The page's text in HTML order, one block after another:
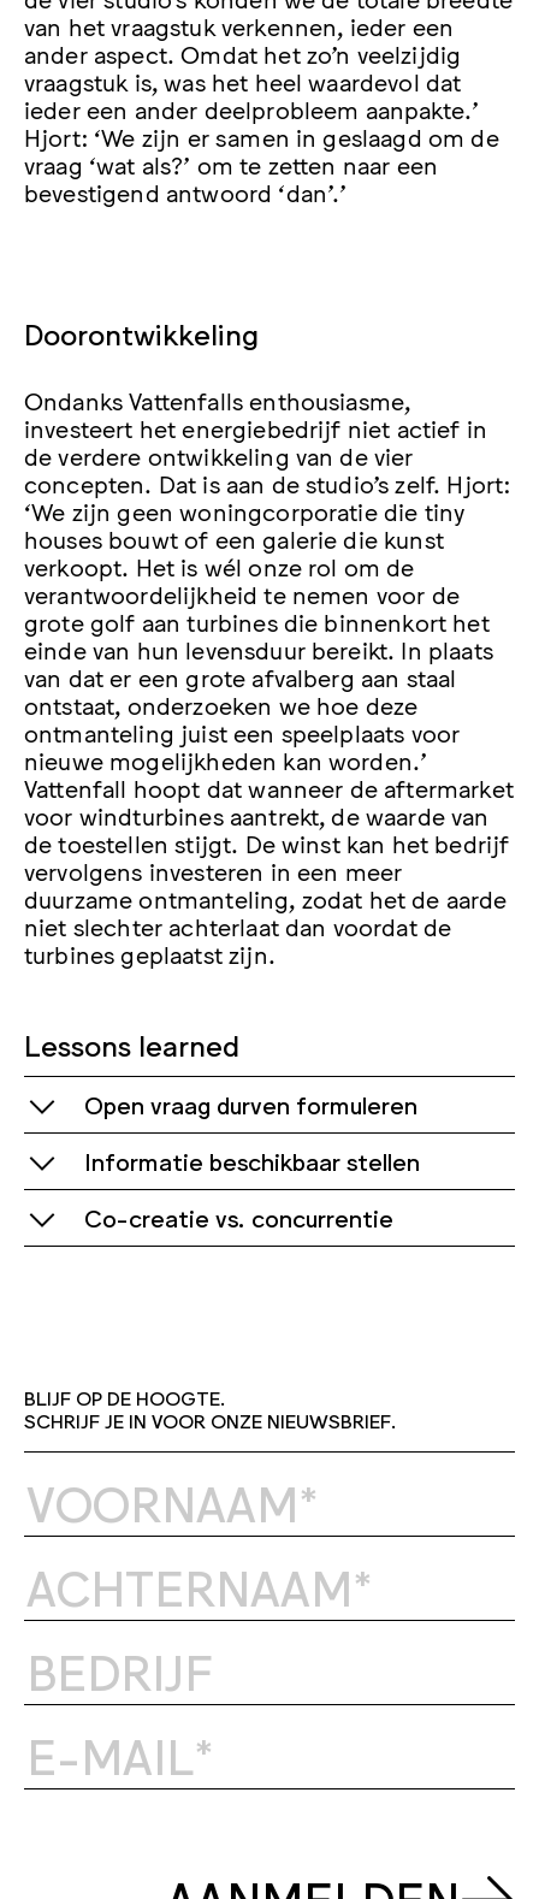
van het vraagstuk verkennen, ieder een
ander aspect. Omdat het zo’n veelzijdig
vraagstuk is, was het heel waardevol dat
ieder een ander deelprobleem aanpakte.’
Hjort: ‘We zijn er samen in geslaagd om de
vraag ‘wat als?’ om te zetten naar een
bevestigend antwoord ‘dan’.’
Doorontwikkeling
Ondanks Vattenfalls enthousiasme,
investeert het energiebedrijf niet actief in
de verdere ontwikkeling van de vier
concepten. Dat is aan de studio’s zelf. Hjort:
‘We zijn geen woningcorporatie die tiny
houses bouwt of een galerie die kunst
verkoopt. Het is wél onze rol om de
verantwoordelijkheid te nemen voor de
grote golf aan turbines die binnenkort het
einde van hun levensduur bereikt. In plaats
van dat er een grote afvalberg aan staal
ontstaat, onderzoeken we hoe deze
ontmanteling juist een speelplaats voor
nieuwe mogelijkheden kan worden.’
Vattenfall hoopt dat wanneer de aftermarket
voor windturbines aantrekt, de waarde van
de toestellen stijgt. De winst kan het bedrijf
vervolgens investeren in een meer
duurzame ontmanteling, zodat het de aarde
niet slechter achterlaat dan voordat de
turbines geplaatst zijn.
Lessons learned
Open vraag durven formuleren
Als een opdrachtgever een open case
inbrengt, geeft dit ontwerpers de
vrijheid tot concepten te komen die
heel nieuwe en diverse perspectieven
Informatie beschikbaar stellen
Beschikbaar stellen van informatie
door opdrachtgever is essentieel om
Co-creatie vs. concurrentie
zijn over hun ideeën.
BLIJF OP DE HOOGTE.
SCHRIJF JE IN VOOR ONZE NIEUWSBRIEF.